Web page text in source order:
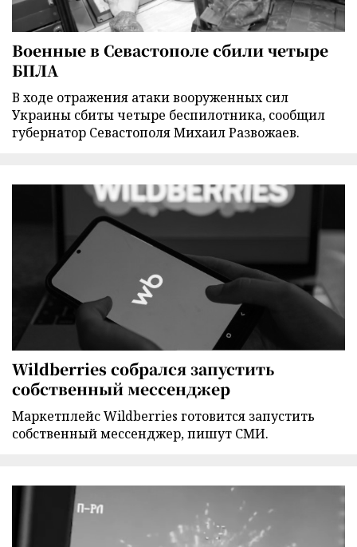
Военные в Севастополе сбили четыре
БПЛА
В ходе отражения атаки вооруженных сил
Украины сбиты четыре беспилотника, сообщил
губернатор Севастополя Михаил Развожаев.
Wildberries собрался запустить
собственный мессенджер
Маркетплейс Wildberries готовится запустить
собственный мессенджер, пишут СМИ.